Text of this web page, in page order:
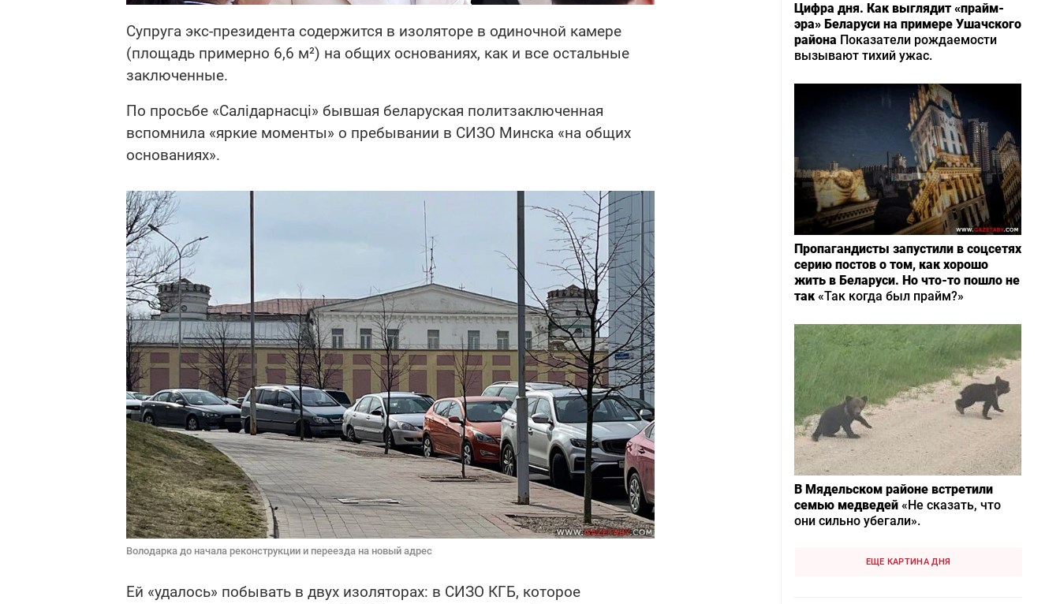
Супруга экс-президента содержится в изоляторе в одиночной камере
(площадь примерно 6,6 м²) на общих основаниях, как и все остальные
заключенные.
По просьбе «Салідарнасці» бывшая беларуская политзаключенная
вспомнила «яркие моменты» о пребывании в СИЗО Минска «на общих
основаниях».
Володарка до начала реконструкции и переезда на новый адрес
Ей «удалось» побывать в двух изоляторах: в СИЗО КГБ, которое
Цифра дня. Как выглядит «прайм-
эра» Беларуси на примере Ушачского
района Показатели рождаемости
вызывают тихий ужас.
Пропагандисты запустили в соцсетях
серию постов о том, как хорошо
жить в Беларуси. Но что-то пошло не
так «Так когда был прайм?»
В Мядельском районе встретили
семью медведей «Не сказать, что
они сильно убегали».
ЕЩЕ КАРТИНА ДНЯ